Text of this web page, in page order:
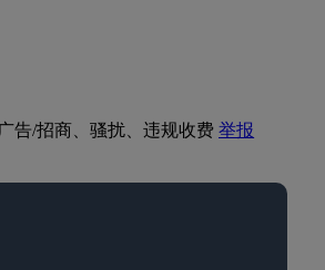
告/招商、骚扰、违规收费举报